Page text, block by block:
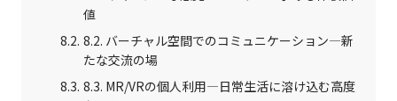
値
8.2. バーチャル空間でのコミュニケーション—新
たな交流の場
8.3. MR/VRの個人利用—日常生活に溶け込む高度